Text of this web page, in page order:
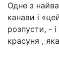
Одне з
канави і
розпусти, -
красуня ,